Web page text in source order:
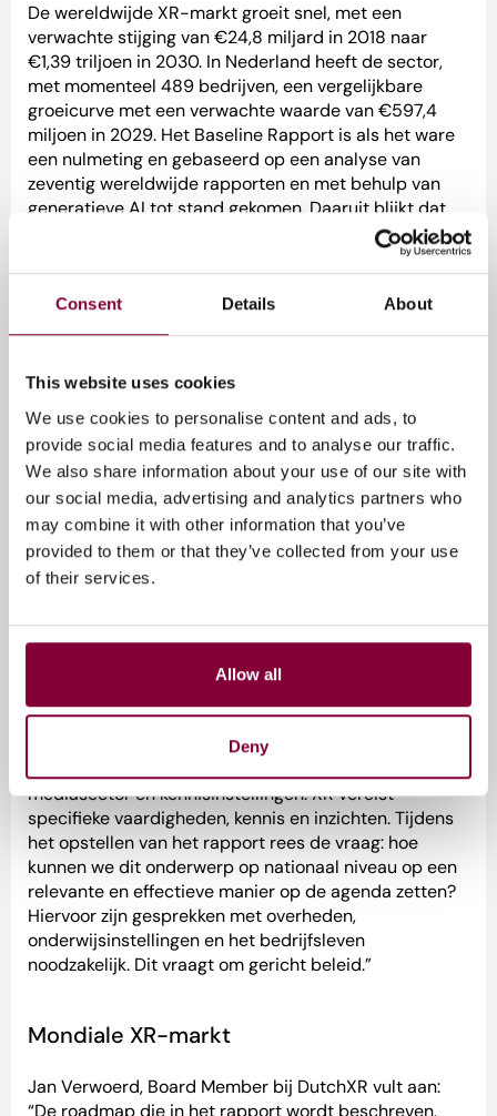
Consent Details About
This website uses cookies
We use cookies to personalise content and ads, to
provide social media features and to analyse our traffic.
We also share information about your use of our site with
our social media, advertising and analytics partners who
may combine it with other information that you’ve
provided to them or that they’ve collected from your use
of their services.
Allow all
Deny
De wereldwijde XR-markt groeit snel, met een
verwachte stijging van €24,8 miljard in 2018 naar
€1,39 triljoen in 2030. In Nederland heeft de sector,
met momenteel 489 bedrijven, een vergelijkbare
groeicurve met een verwachte waarde van €597,4
miljoen in 2029. Het Baseline Rapport is als het ware
een nulmeting en gebaseerd op een analyse van
zeventig wereldwijde rapporten en met behulp van
generatieve AI tot stand gekomen. Daaruit blijkt dat
Nederland een sterke academische en een sterke
onderzoekspositie binnen het domein van XR-
technologieën bekleedt. Om ervoor te zorgen de
koppositie in deze vroege markt behouden, is het
essentieel dat het beleid hier landelijk op wordt
komt voor XR als sector. Om dit te ondersteunen is
overheden en het bedrijfsleven cruciaal.
Unieke mogelijkheid
Annet Kloprogge van ROM Utrecht Region over de
sector en het rapport: “De XR-sector kan niet vanzelf
nu de unieke mogelijkheid om onze positie als test- en
experimenteerland verder te verbeteren. Voor onze
organisatie, die tevens sterk betrokken is bij de
een noodzakelijke stap. Wij zetten ons dan ook
intensief in om XR in de regio te profileren als
mediasector en kennisinstellingen. XR vereist
specifieke vaardigheden, kennis en inzichten. Tijdens
het opstellen van het rapport rees de vraag: hoe
kunnen we dit onderwerp op nationaal niveau op een
relevante en effectieve manier op de agenda zetten?
Hiervoor zijn gesprekken met overheden,
onderwijsinstellingen en het bedrijfsleven
noodzakelijk. Dit vraagt om gericht beleid.”
Mondiale XR-markt
Jan Verwoerd, Board Member bij DutchXR vult aan:
“De roadmap die in het rapport wordt beschreven,